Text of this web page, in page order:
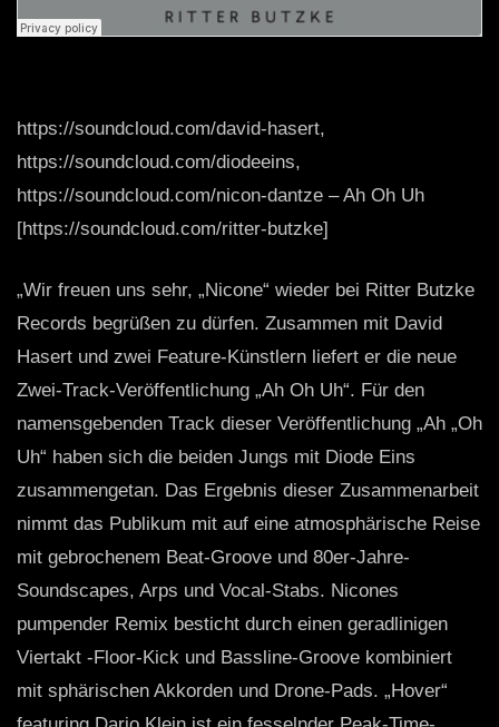
https://soundcloud.com/david-hasert,
https://soundcloud.com/diodeeins,
https://soundcloud.com/nicon-dantze – Ah Oh Uh
[https://soundcloud.com/ritter-butzke]
„Wir freuen uns sehr, „Nicone“ wieder bei Ritter Butzke
Records begrüßen zu dürfen. Zusammen mit David
Hasert und zwei Feature-Künstlern liefert er die neue
Zwei-Track-Veröffentlichung „Ah Oh Uh“. Für den
namensgebenden Track dieser Veröffentlichung „Ah „Oh
Uh“ haben sich die beiden Jungs mit Diode Eins
zusammengetan. Das Ergebnis dieser Zusammenarbeit
nimmt das Publikum mit auf eine atmosphärische Reise
mit gebrochenem Beat-Groove und 80er-Jahre-
Soundscapes, Arps und Vocal-Stabs. Nicones
pumpender Remix besticht durch einen geradlinigen
Viertakt -Floor-Kick und Bassline-Groove kombiniert
mit sphärischen Akkorden und Drone-Pads. „Hover“